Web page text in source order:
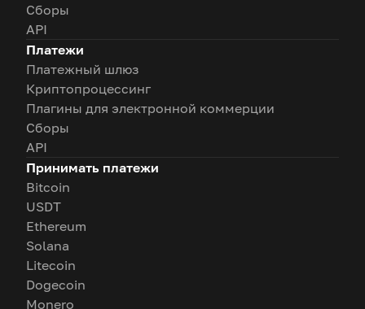
Сборы
API
Платежи
Платежный шлюз
Криптопроцессинг
Плагины для электронной коммерции
Сборы
API
Принимать платежи
Bitcoin
USDT
Ethereum
Solana
Litecoin
Dogecoin
Monero